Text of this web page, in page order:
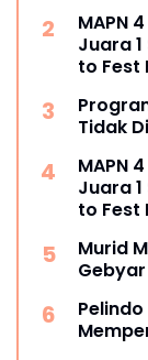
MAPN
Juara 1 Senam Kreasi Umum IOSKI Road
to Fest
Tidak
MAPN
Juara 1 Senam Kreasi Umum IOSKI Road
to Fest
Murid